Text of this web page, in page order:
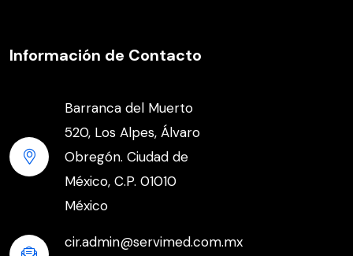
Información de Contacto
Barranca del Muerto
520, Los Alpes, Álvaro
Obregón. Ciudad de
México, C.P. 01010
México
cir.admin@servimed.com.mx